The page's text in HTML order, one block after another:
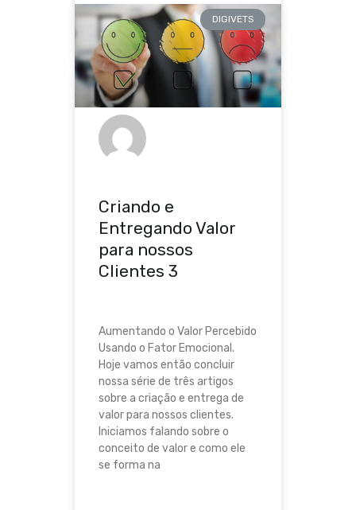
DIGIVETS
Criando e
Entregando Valor
para nossos
Clientes 3
Aumentando o Valor Percebido
Usando o Fator Emocional.
Hoje vamos então concluir
nossa série de três artigos
sobre a criação e entrega de
valor para nossos clientes.
Iniciamos falando sobre o
conceito de valor e como ele
se forma na